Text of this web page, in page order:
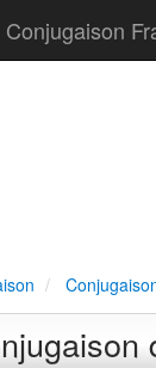
Conjugaison